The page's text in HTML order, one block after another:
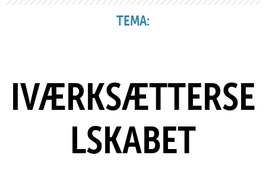
TEMA:
IVÆRKSÆTTERSE
LSKABET